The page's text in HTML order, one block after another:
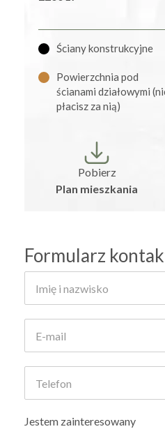
Ściany konstrukcyjne
Powierzchnia pod
ścianami działowymi
płacisz za nią)
Pobierz
Plan mieszkania
Formularz
Jestem zainteresowany